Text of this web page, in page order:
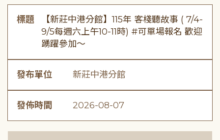
標題
【新莊中港分館】115年 客棧聽故事 ( 7/4-
9/5每週六上午10-11時) #可單場報名 歡迎
踴躍參加～
發布單位 新莊中港分館
發佈時間 2026-08-07